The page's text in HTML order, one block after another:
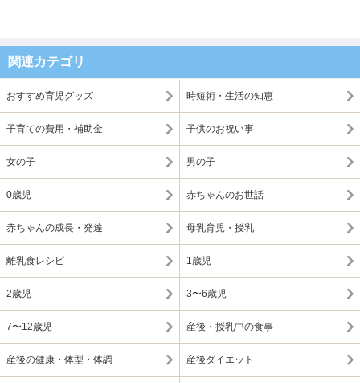
関連カテゴリ
おすすめ育児グッズ 時短術・生活の知恵
子育ての費用・補助金 子供のお祝い事
女の子 男の子
0歳児 赤ちゃんのお世話
赤ちゃんの成長・発達 母乳育児・授乳
離乳食レシピ 1歳児
2歳児 3〜6歳児
7〜12歳児 産後・授乳中の食事
産後の健康・体型・体調 産後ダイエット